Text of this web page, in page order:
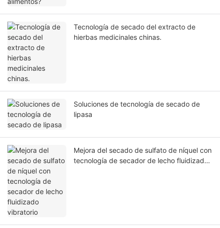
Tecnología de secado del extracto de
hierbas medicinales chinas.
Soluciones de tecnología de secado de
lipasa
Mejora del secado de sulfato de níquel con
tecnología de secador de lecho fluidizado